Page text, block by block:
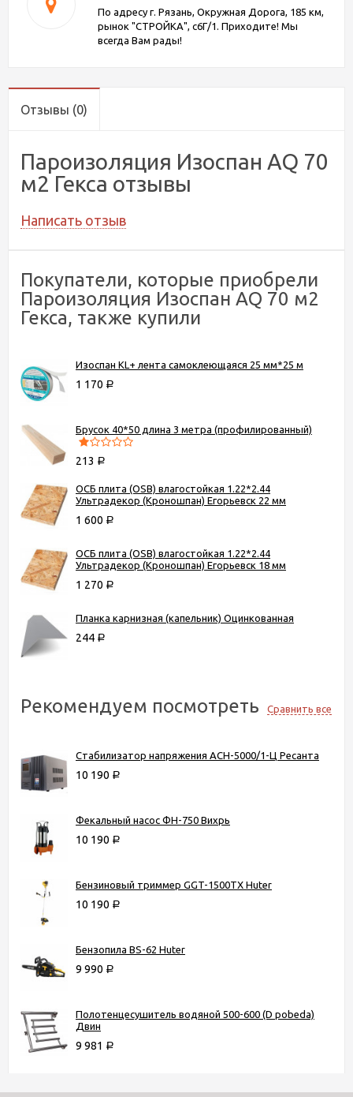
По адресу г. Рязань, Окружная Дорога, 185 км,
рынок "СТРОЙКА", с6Г/1. Приходите! Мы
всегда Вам рады!
Отзывы (0)
Пароизоляция Изоспан AQ 70
м2 Гекса отзывы
Написать отзыв
Покупатели, которые приобрели
Пароизоляция Изоспан AQ 70 м2
Гекса, также купили
Изоспан KL+ лента самоклеющаяся 25 мм*25 м
1 170 Р
Брусок 40*50 длина 3 метра (профилированный)
213 Р
ОСБ плита (OSB) влагостойкая 1.22*2.44
Ультрадекор (Кроношпан) Егорьевск 22 мм
1 600 Р
ОСБ плита (OSB) влагостойкая 1.22*2.44
Ультрадекор (Кроношпан) Егорьевск 18 мм
1 270 Р
Планка карнизная (капельник) Оцинкованная
244 Р
Рекомендуем посмотреть Сравнить все
Стабилизатор напряжения АСН-5000/1-Ц Ресанта
10 190 Р
Фекальный насос ФН-750 Вихрь
10 190 Р
Бензиновый триммер GGT-1500TX Huter
10 190 Р
Бензопила BS-62 Huter
9 990 Р
Полотенцесушитель водяной 500-600 (D pobeda)
Двин
9 981 Р